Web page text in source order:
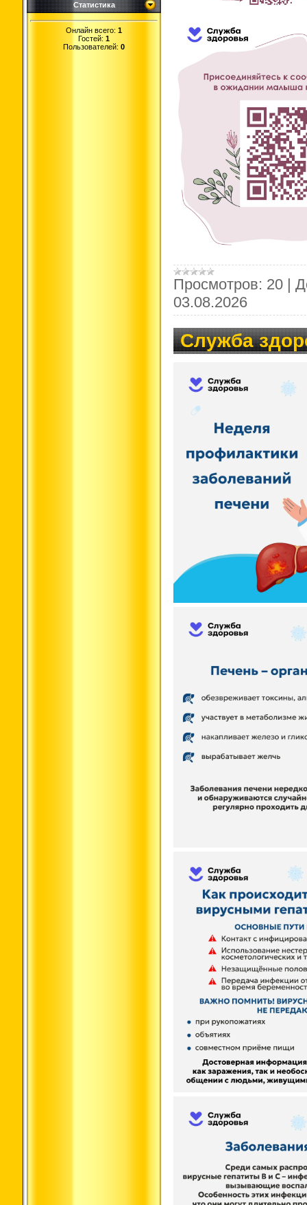
Статистика
Онлайн всего: 1
Гостей: 1
Пользователей: 0
Просмотров: 20 |
03.08.2026
Служба